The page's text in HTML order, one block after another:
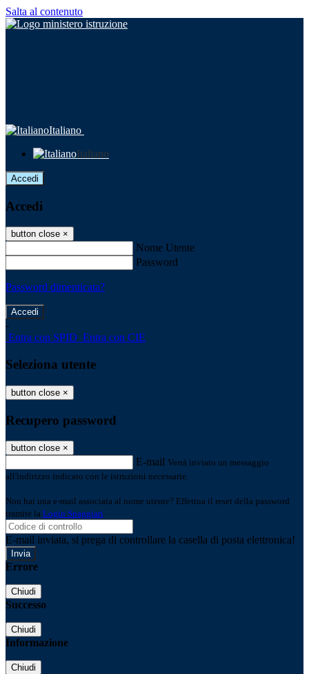
Salta al contenuto
Italiano
Italiano
Accedi
Accedi
button close ×
Nome Utente
Password
Password dimenticata?
-
Entra con SPID Entra con CIE
Seleziona utente
button close ×
Recupero password
button close ×
E-mail Verrà inviato un messaggio
all'indirizzo indicato con le istruzioni necessarie.
Non hai una e-mail associata al nome utente? Effettua il reset della password
tramite la Login Spaggiari
E-mail inviata, si prega di controllare la casella di posta elettronica!
Errore
Chiudi
Successo
Chiudi
Informazione
Chiudi